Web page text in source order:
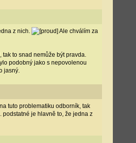
z nich.
Ale chválím za
tak to snad nemůže být pravda.
podobný jako s nepovolenou
jasný.
tuto problematiku odborník, tak
podstatné je hlavně to, že jedna z